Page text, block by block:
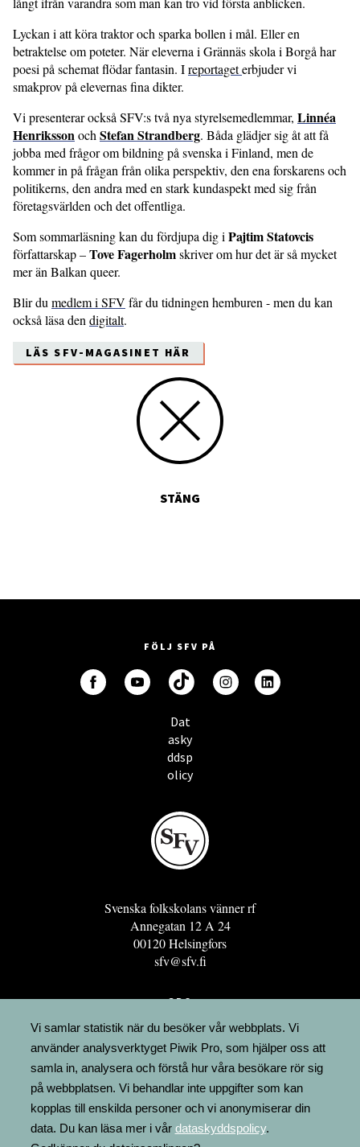
Lyckan i att köra traktor och sparka bollen i mål. Eller en
betraktelse om poteter. När eleverna i Grännäs skola i Borgå har
poesi på schemat flödar fantasin. Ireportageterbjuder vi
smakprov på elevernas fina dikter.
Vi presenterar också SFV:s två nya styrelsemedlemmar, Linnéa
Henrikssonoch Stefan Strandberg. Båda glädjer sig åt att få
jobba med frågor om bildning på svenska i Finland, men de
kommer in på frågan från olika perspektiv, den ena forskarens och
politikerns, den andra med en stark kundaspekt med sig från
företagsvärlden och det offentliga.
Som sommarläsning kan du fördjupa dig i Pajtim Statovcis
författarskap –Tove Fagerholmskriver om hur det är så mycket
mer än Balkan queer.
Blir du medlem i SFV får du tidningen hemburen - men du kan
också läsa den digitalt.
LÄS SFV-MAGASINET HÄR
STÄNG
FÖLJ SFV PÅ
Dat
asky
ddsp
olicy
Svenska folkskolans vänner rf
Annegatan 12 A 24
00120 Helsingfors
sfv@sfv.fi
GRO
FÖRENINGSRESURSEN
MINNESRUNOR.FI
UPPSLAGSVERKET FINLAND
LÄGENHETER
FAKTURERING
Vi samlar statistik när du besöker vår webbplats. Vi
använder analysverktyget Piwik Pro, som hjälper oss att
samla in, analysera och förstå hur våra besökare rör sig
på webbplatsen. Vi behandlar inte uppgifter som kan
kopplas till enskilda personer och vi anonymiserar din
data. Du kan läsa mer i vår dataskyddspolicy.